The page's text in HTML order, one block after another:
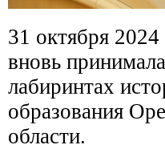
31 октября
вновь
лабиринтах
образования
области.